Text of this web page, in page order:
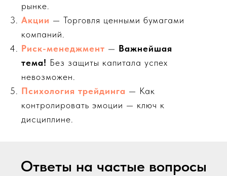
рынке.
Акции — Торговля ценными бумагами
компаний.
Риск-менеджмент — Важнейшая
тема! Без защиты капитала успех
невозможен.
Психология трейдинга — Как
контролировать эмоции — ключ к
дисциплине.
Ответы на частые вопросы